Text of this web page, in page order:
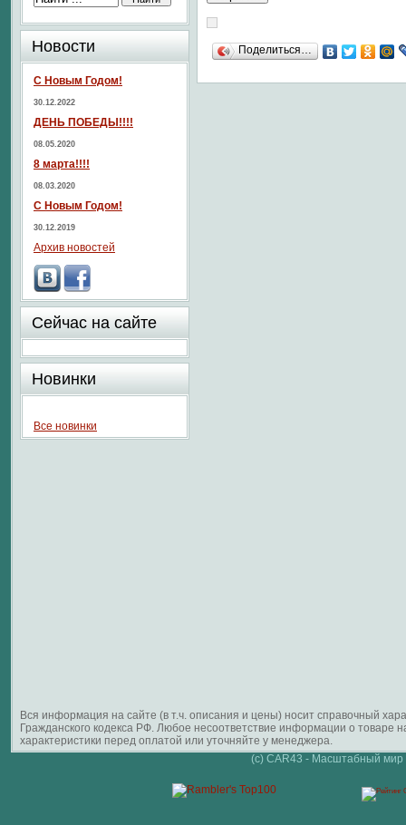
Поделиться…
Новости
С Новым Годом!
30.12.2022
ДЕНЬ ПОБЕДЫ!!!!
08.05.2020
8 марта!!!!
08.03.2020
С Новым Годом!
30.12.2019
Архив новостей
Сейчас на сайте
Новинки
Все новинки
Вся информация на сайте (в т.ч. описания и цены) носит справочный
Гражданского кодекса РФ. Любое несоответствие информации о
характеристики перед оплатой или уточняйте у менеджера.
(c) CAR43 - Масштабный мир